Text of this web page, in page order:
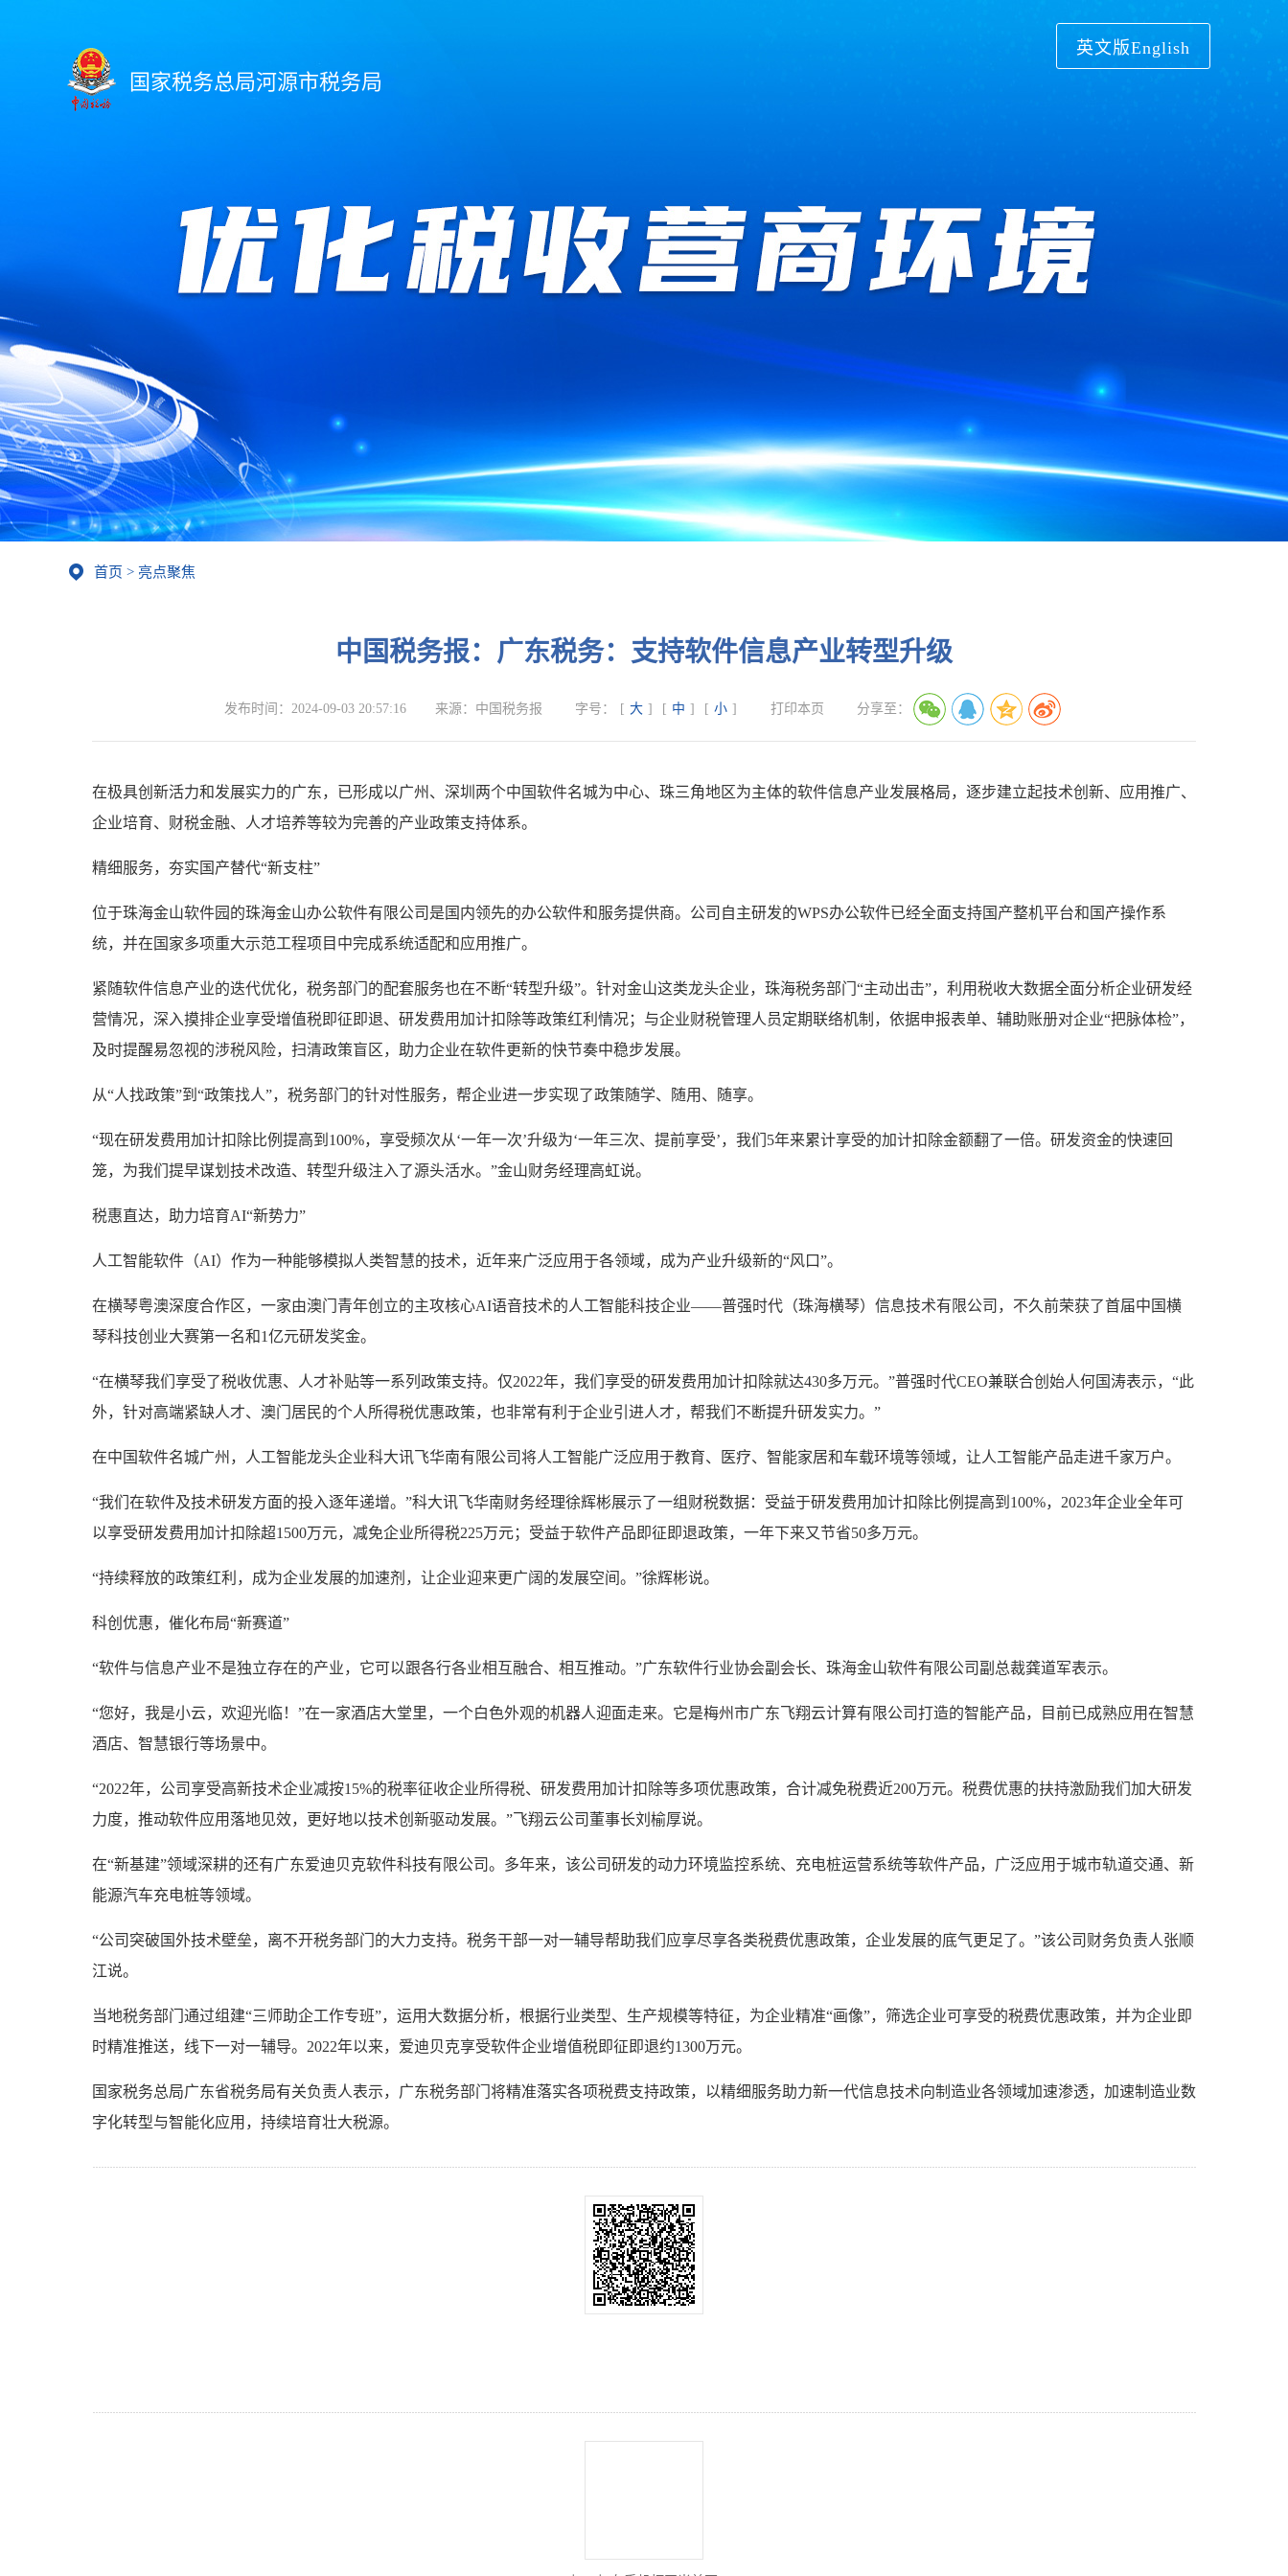
国家税务总局河源市税务局
英文版English
首页 > 亮点聚焦
中国税务报：广东税务：支持软件信息产业转型升级
发布时间： 2024-09-03 20:57:16 来源： 中国税务报 字号： [ 大 ] [ 中 ] [ 小 ] 打印本页 分享至：
在极具创新活力和发展实力的广东，已形成以广州、深圳两个中国软件名城为中心、珠三角地区为主体的软件信息产业发展格局，逐步建立起技术创新、应用推广、
企业培育、财税金融、人才培养等较为完善的产业政策支持体系。
精细服务，夯实国产替代“新支柱”
位于珠海金山软件园的珠海金山办公软件有限公司是国内领先的办公软件和服务提供商。公司自主研发的WPS办公软件已经全面支持国产整机平台和国产操作系
统，并在国家多项重大示范工程项目中完成系统适配和应用推广。
紧随软件信息产业的迭代优化，税务部门的配套服务也在不断“转型升级”。针对金山这类龙头企业，珠海税务部门“主动出击”，利用税收大数据全面分析企业研发经
营情况，深入摸排企业享受增值税即征即退、研发费用加计扣除等政策红利情况；与企业财税管理人员定期联络机制，依据申报表单、辅助账册对企业“把脉体检”，
及时提醒易忽视的涉税风险，扫清政策盲区，助力企业在软件更新的快节奏中稳步发展。
从“人找政策”到“政策找人”，税务部门的针对性服务，帮企业进一步实现了政策随学、随用、随享。
“现在研发费用加计扣除比例提高到100%，享受频次从‘一年一次’升级为‘一年三次、提前享受’，我们5年来累计享受的加计扣除金额翻了一倍。研发资金的快速回
笼，为我们提早谋划技术改造、转型升级注入了源头活水。”金山财务经理高虹说。
税惠直达，助力培育AI“新势力”
人工智能软件（AI）作为一种能够模拟人类智慧的技术，近年来广泛应用于各领域，成为产业升级新的“风口”。
在横琴粤澳深度合作区，一家由澳门青年创立的主攻核心AI语音技术的人工智能科技企业——普强时代（珠海横琴）信息技术有限公司，不久前荣获了首届中国横
琴科技创业大赛第一名和1亿元研发奖金。
“在横琴我们享受了税收优惠、人才补贴等一系列政策支持。仅2022年，我们享受的研发费用加计扣除就达430多万元。”普强时代CEO兼联合创始人何国涛表示，“此
外，针对高端紧缺人才、澳门居民的个人所得税优惠政策，也非常有利于企业引进人才，帮我们不断提升研发实力。”
在中国软件名城广州，人工智能龙头企业科大讯飞华南有限公司将人工智能广泛应用于教育、医疗、智能家居和车载环境等领域，让人工智能产品走进千家万户。
“我们在软件及技术研发方面的投入逐年递增。”科大讯飞华南财务经理徐辉彬展示了一组财税数据：受益于研发费用加计扣除比例提高到100%，2023年企业全年可
以享受研发费用加计扣除超1500万元，减免企业所得税225万元；受益于软件产品即征即退政策，一年下来又节省50多万元。
“持续释放的政策红利，成为企业发展的加速剂，让企业迎来更广阔的发展空间。”徐辉彬说。
科创优惠，催化布局“新赛道”
“软件与信息产业不是独立存在的产业，它可以跟各行各业相互融合、相互推动。”广东软件行业协会副会长、珠海金山软件有限公司副总裁龚道军表示。
“您好，我是小云，欢迎光临！”在一家酒店大堂里，一个白色外观的机器人迎面走来。它是梅州市广东飞翔云计算有限公司打造的智能产品，目前已成熟应用在智慧
酒店、智慧银行等场景中。
“2022年，公司享受高新技术企业减按15%的税率征收企业所得税、研发费用加计扣除等多项优惠政策，合计减免税费近200万元。税费优惠的扶持激励我们加大研发
力度，推动软件应用落地见效，更好地以技术创新驱动发展。”飞翔云公司董事长刘榆厚说。
在“新基建”领域深耕的还有广东爱迪贝克软件科技有限公司。多年来，该公司研发的动力环境监控系统、充电桩运营系统等软件产品，广泛应用于城市轨道交通、新
能源汽车充电桩等领域。
“公司突破国外技术壁垒，离不开税务部门的大力支持。税务干部一对一辅导帮助我们应享尽享各类税费优惠政策，企业发展的底气更足了。”该公司财务负责人张顺
江说。
当地税务部门通过组建“三师助企工作专班”，运用大数据分析，根据行业类型、生产规模等特征，为企业精准“画像”，筛选企业可享受的税费优惠政策，并为企业即
时精准推送，线下一对一辅导。2022年以来，爱迪贝克享受软件企业增值税即征即退约1300万元。
国家税务总局广东省税务局有关负责人表示，广东税务部门将精准落实各项税费支持政策，以精细服务助力新一代信息技术向制造业各领域加速渗透，加速制造业数
字化转型与智能化应用，持续培育壮大税源。